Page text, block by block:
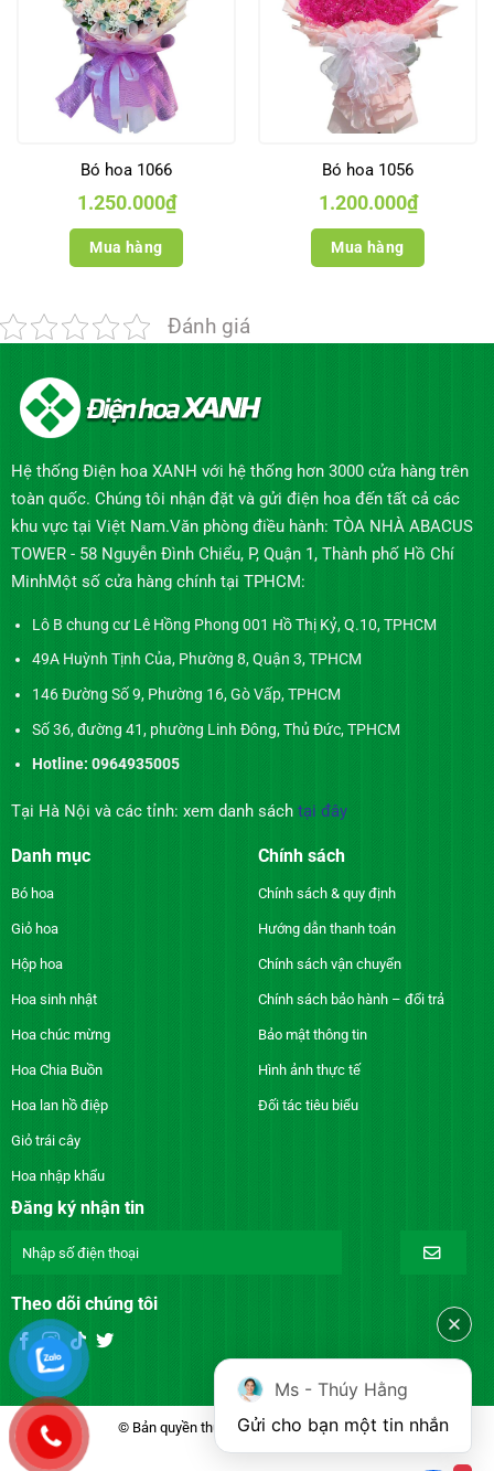
Bó hoa 1066
1.250.000₫
Mua hàng
Bó hoa 1056
1.200.000₫
Mua hàng
Đánh giá
Hệ thống Điện hoa XANH với hệ thống hơn 3000 cửa hàng trên
toàn quốc. Chúng tôi nhận đặt và gửi điện hoa đến tất cả các
khu vực tại Việt Nam.Văn phòng điều hành: TÒA NHÀ ABACUS
TOWER - 58 Nguyễn Đình Chiểu, P, Quận 1, Thành phố Hồ Chí
MinhMột số cửa hàng chính tại TPHCM:
Lô B chung cư Lê Hồng Phong 001 Hồ Thị Kỷ, Q.10, TPHCM
49A Huỳnh Tịnh Của, Phường 8, Quận 3, TPHCM
146 Đường Số 9, Phường 16, Gò Vấp, TPHCM
Số 36, đường 41, phường Linh Đông, Thủ Đức, TPHCM
Hotline: 0964935005
Tại Hà Nội và các tỉnh: xem danh sách tại đây
Danh mục
Bó hoa
Giỏ hoa
Hộp hoa
Hoa sinh nhật
Hoa chúc mừng
Hoa Chia Buồn
Hoa lan hồ điệp
Giỏ trái cây
Hoa nhập khẩu
Chính sách
Chính sách & quy định
Hướng dẫn thanh toán
Chính sách vận chuyển
Chính sách bảo hành – đổi trả
Bảo mật thông tin
Hình ảnh thực tế
Đối tác tiêu biểu
Đăng ký nhận tin
Theo dõi chúng tôi
© Bản quyền thuộc về DienhoaXANH.com
Ms - Thúy Hằng
Gửi cho bạn một tin nhắn